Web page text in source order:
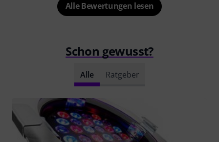
Alle Bewertungen lesen
Schon gewusst?
Alle Ratgeber